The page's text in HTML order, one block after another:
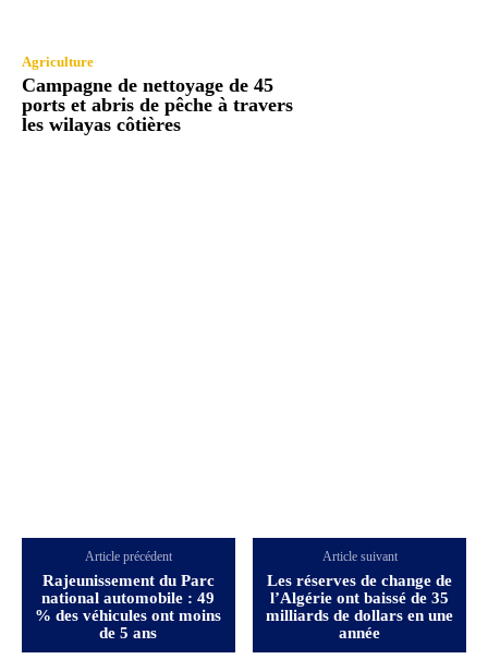
Agriculture
Campagne de nettoyage de 45
ports et abris de pêche à travers
les wilayas côtières
Article précédent
Rajeunissement du Parc
national automobile : 49
% des véhicules ont moins
de 5 ans
Article suivant
Les réserves de change de
l’Algérie ont baissé de 35
milliards de dollars en une
année